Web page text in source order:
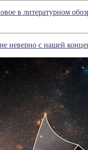
в литературном
неверно с нашей